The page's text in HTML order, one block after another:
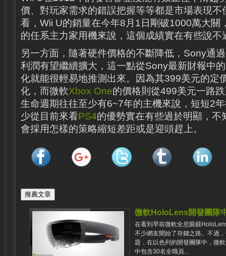
價、對玩家需求的錯誤把握等等都是市場表現不
看，Wii U的銷量在今年8月1日剛破1000萬大關
的任系主力家用機來說，這個成績實在有些說不
另一方面，隨著硬件價格的不斷降低，Sony通過
利潤有望繼續擴大，這一點從Sony最新財報中的
化就能很輕易地推測出來。因為其399美元的定
化，而微軟Xbox One的價格則從499美元一路
生命週期往往至少有6~7年的主機來說，短短2
少從目前來看PS4的優勢實在有些過於明顯，不
會採用怎樣的策略縮短差距或是迎頭趕上。
微軟HoloLens開發團隊
在看到早前微軟全息眼鏡
不少網友開始了存錢之路。不過
題，在以色列的開發團隊中，微
中包含30名全職員...